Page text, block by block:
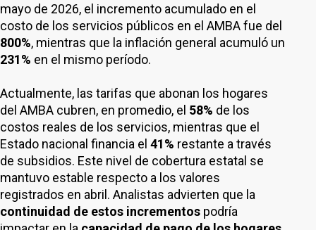
mayo de 2026, el incremento acumulado en el
costo de los servicios públicos en el AMBA fue del
800%, mientras que la inflación general acumuló un
231% en el mismo período.
Actualmente, las tarifas que abonan los hogares
del AMBA cubren, en promedio, el 58% de los
costos reales de los servicios, mientras que el
Estado nacional financia el 41% restante a través
de subsidios. Este nivel de cobertura estatal se
mantuvo estable respecto a los valores
registrados en abril. Analistas advierten que la
continuidad de estos incrementos podría